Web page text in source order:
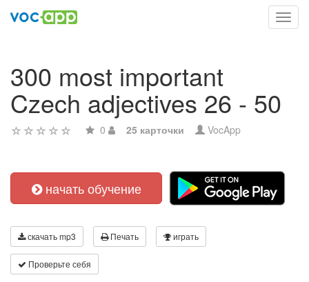
300 most important
Czech adjectives 26 - 50
0 25 карточки VocApp
начать обучение
скачать mp3 Печать играть
Проверьте себя